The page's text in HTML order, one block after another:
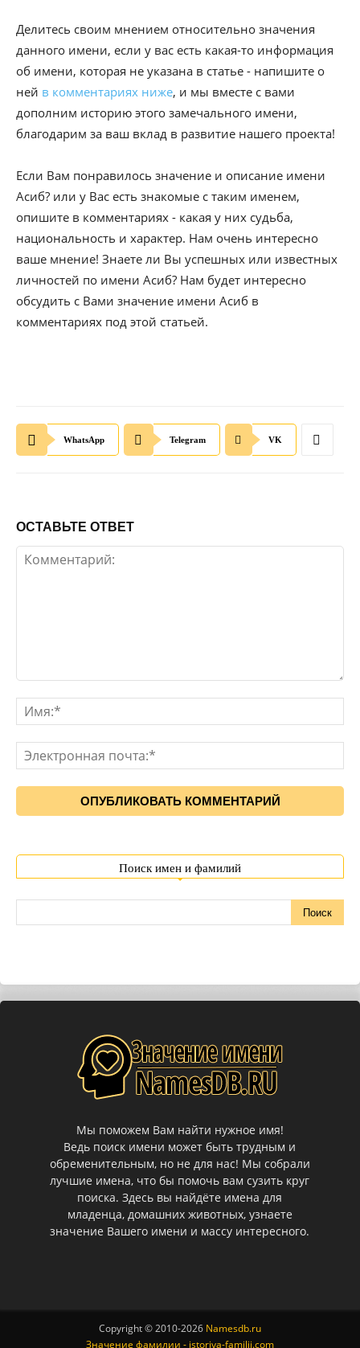
Делитесь своим мнением относительно значения
данного имени, если у вас есть какая-то информация
об имени, которая не указана в статье - напишите о
ней в комментариях ниже, и мы вместе с вами
дополним историю этого замечального имени,
благодарим за ваш вклад в развитие нашего проекта!
Если Вам понравилось значение и описание имени
Асиб? или у Вас есть знакомые с таким именем,
опишите в комментариях - какая у них судьба,
национальность и характер. Нам очень интересно
ваше мнение! Знаете ли Вы успешных или известных
личностей по имени Асиб? Нам будет интересно
обсудить с Вами значение имени Асиб в
комментариях под этой статьей.
WhatsApp Telegram VK
ОСТАВЬТЕ ОТВЕТ
Поиск имен и фамилий
Мы поможем Вам найти нужное имя!
Ведь поиск имени может быть трудным и
обременительным, но не для нас! Мы собрали
лучшие имена, что бы помочь вам сузить круг
поиска. Здесь вы найдёте имена для
младенца, домашних животных, узнаете
значение Вашего имени и массу интересного.
Copyright © 2010-2026 Namesdb.ru
Значение фамилии - istoriya-familii.com